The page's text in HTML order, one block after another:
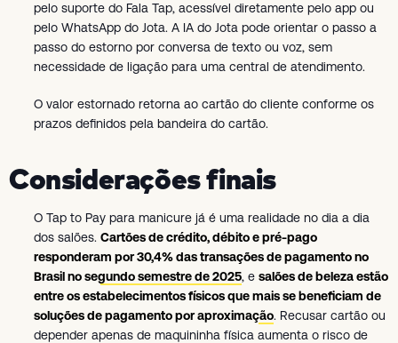
pelo suporte do Fala Tap, acessível diretamente pelo app ou
pelo WhatsApp do Jota. A IA do Jota pode orientar o passo a
passo do estorno por conversa de texto ou voz, sem
necessidade de ligação para uma central de atendimento.
O valor estornado retorna ao cartão do cliente conforme os
prazos definidos pela bandeira do cartão.
Considerações finais
O Tap to Pay para manicure já é uma realidade no dia a dia
dos salões. Cartões de crédito, débito e pré-pago
responderam por 30,4% das transações de pagamento no
Brasil no segundo semestre de 2025, e salões de beleza estão
entre os estabelecimentos físicos que mais se beneficiam de
soluções de pagamento por aproximação. Recusar cartão ou
depender apenas de maquininha física aumenta o risco de